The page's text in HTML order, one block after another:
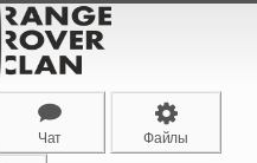
Чат Файлы